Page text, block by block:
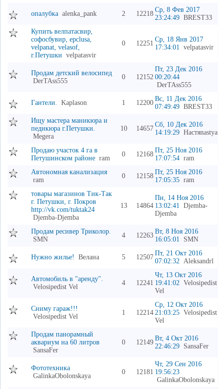
опалубка alenka_pank 2 12218
Ср, 8 Фев 2017
23:24:49 BREST33
Купить велпатасвир,
софосбувир, epclusa,
velpanat, velasof,
г.Петушки
velpatasvir
0 12251
Ср, 18 Янв 2017
17:34:01
velpatasvir
Продам детский велосипед
DerTAss555
0 12152
Пт, 23 Дек 2016
00:20:44
DerTAss555
Гантели. Kaplason 1 12200
Вс, 11 Дек 2016
07:49:49 BREST33
Ищу мастера маникюра и
педикюра г.Петушки.
Megera
10 14657
Сб, 10 Дек 2016
14:19:29 Настяnastya
Продаю участок 4 га в
Петушинском районе ram
0 12168
Пт, 25 Ноя 2016
17:07:54 ram
Автономная канализация
ram
0 12158
Пт, 25 Ноя 2016
17:05:35 ram
товары магазинов Тик-Так
г. Петушки, г. Покров
http://vk.com/tuktak24
Djemba-Djemba
13 14864
Пн, 14 Ноя 2016
13:02:41
Djemba-
Djemba
Продам ресивер Триколор.
SMN
4 12263
Вт, 8 Ноя 2016
16:05:01
SMN
Нужно жилье! Велана 5 12507
Пт, 21 Окт 2016
07:02:32
Aleksandrl
Автомобиль в "аренду".
Velosipedist Vel
4 12241
Чт, 13 Окт 2016
19:41:02 Velosipedist
Vel
Сниму гараж!!!
Velosipedist Vel
1 12214
Ср, 12 Окт 2016
21:03:25 Velosipedist
Vel
Продам панорамный
аквариум на 60 литров
SansaFer
0 12149
Вт, 4 Окт 2016
22:46:29 SansaFer
Фототехника
GalinkaObolonskaya
0 12181
Чт, 29 Сен 2016
19:56:23
GalinkaObolonskaya